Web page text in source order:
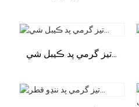
تيز گرمي پد ڪيبل شي...